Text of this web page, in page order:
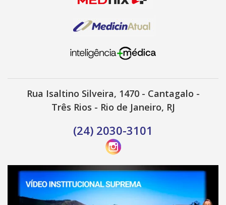
Rua Isaltino Silveira, 1470 - Cantagalo -
Três Rios - Rio de Janeiro, RJ
(24) 2030-3101